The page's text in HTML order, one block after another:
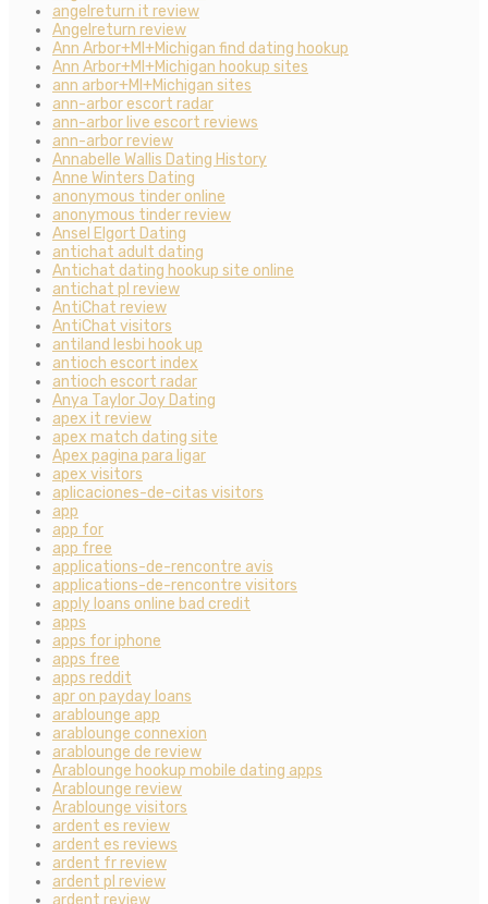
angelreturn it review
Angelreturn review
Ann Arbor+MI+Michigan find dating hookup
Ann Arbor+MI+Michigan hookup sites
ann arbor+MI+Michigan sites
ann-arbor escort radar
ann-arbor live escort reviews
ann-arbor review
Annabelle Wallis Dating History
Anne Winters Dating
anonymous tinder online
anonymous tinder review
Ansel Elgort Dating
antichat adult dating
Antichat dating hookup site online
antichat pl review
AntiChat review
AntiChat visitors
antiland lesbi hook up
antioch escort index
antioch escort radar
Anya Taylor Joy Dating
apex it review
apex match dating site
Apex pagina para ligar
apex visitors
aplicaciones-de-citas visitors
app
app for
app free
applications-de-rencontre avis
applications-de-rencontre visitors
apply loans online bad credit
apps
apps for iphone
apps free
apps reddit
apr on payday loans
arablounge app
arablounge connexion
arablounge de review
Arablounge hookup mobile dating apps
Arablounge review
Arablounge visitors
ardent es review
ardent es reviews
ardent fr review
ardent pl review
ardent review